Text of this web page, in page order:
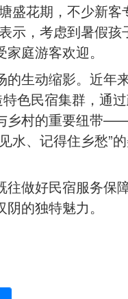
盛花期，不少新客
示，考虑到暑假孩
庭游客欢迎。
生动缩影。近年
色民宿集群，通过
乡村的重要纽带
水、记得住乡愁”
做好民宿服务保
的独特魅力。